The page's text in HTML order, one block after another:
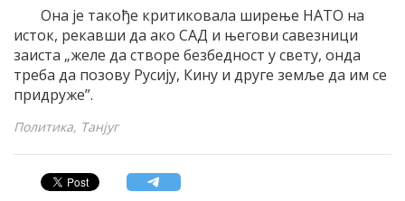
Она је такође критиковала ширење НАТО на
исток, рекавши да ако САД и његови савезници
заиста „желе да створе безбедност у свету, онда
треба да позову Русију, Кину и друге земље да им се
придруже”.
Политика, Танјуг